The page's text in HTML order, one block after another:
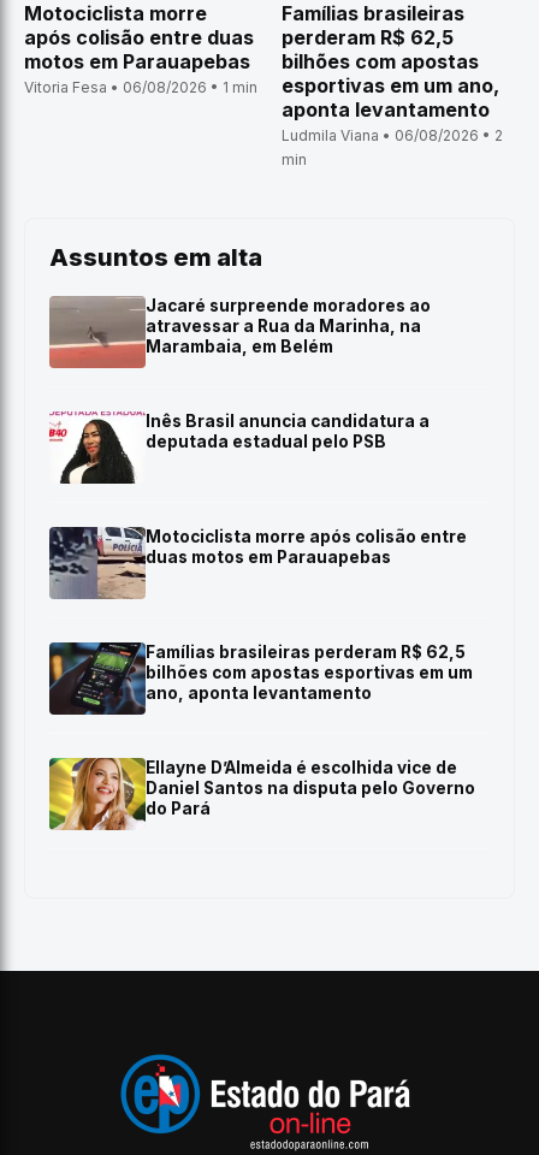
Motociclista morre
após colisão entre duas
motos em Parauapebas
Vitoria Fesa • 06/08/2026 • 1 min
Famílias brasileiras
perderam R$ 62,5
bilhões com apostas
esportivas em um ano,
aponta levantamento
Ludmila Viana • 06/08/2026 • 2
min
Assuntos em alta
Jacaré surpreende moradores ao
atravessar a Rua da Marinha, na
Marambaia, em Belém
Inês Brasil anuncia candidatura a
deputada estadual pelo PSB
Motociclista morre após colisão entre
duas motos em Parauapebas
Famílias brasileiras perderam R$ 62,5
bilhões com apostas esportivas em um
ano, aponta levantamento
Ellayne D’Almeida é escolhida vice de
Daniel Santos na disputa pelo Governo
do Pará